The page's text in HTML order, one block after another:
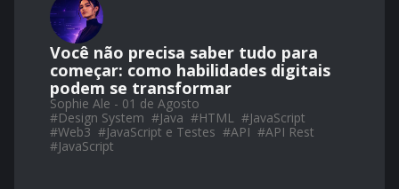
Você não precisa saber tudo para
começar: como habilidades digitais
podem se transformar
Sophie Ale - 01 de Agosto
#Design System #Java #HTML #JavaScript
#Web3 #JavaScript e Testes #API #API Rest
#JavaScript